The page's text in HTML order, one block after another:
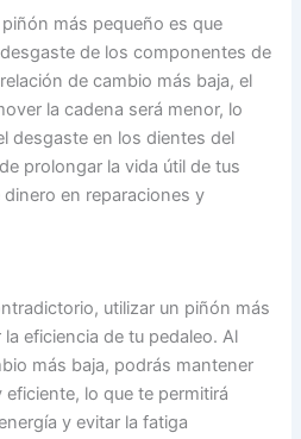
más pequeño es que
de los componentes de
de cambio más baja, el
la cadena será menor, lo
desgaste en los dientes del
prolongar la vida útil de tus
en reparaciones y
utilizar un piñón más
eficiencia de tu pedaleo. Al
más baja, podrás mantener
lo que te permitirá
y evitar la fatiga